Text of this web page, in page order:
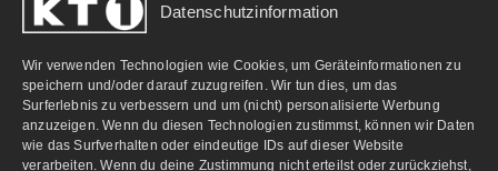
Datenschutzinformation
Wir verwenden Technologien wie Cookies, um Geräteinformationen zu
speichern und/oder darauf zuzugreifen. Wir tun dies, um das
Surferlebnis zu verbessern und um (nicht) personalisierte Werbung
anzuzeigen. Wenn du diesen Technologien zustimmst, können wir Daten
wie das Surfverhalten oder eindeutige IDs auf dieser Website
verarbeiten. Wenn du deine Zustimmung nicht erteilst oder zurückziehst,
PARTNERLINKS: